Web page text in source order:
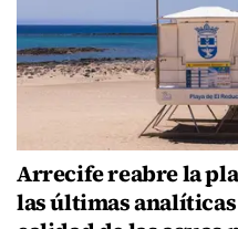
Arrecife reabre la
las últimas